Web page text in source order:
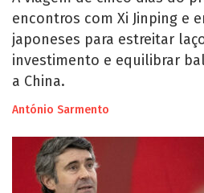
encontros com Xi Jinping e
japoneses para estreitar
investimento e equilibrar
a China.
António Sarmento